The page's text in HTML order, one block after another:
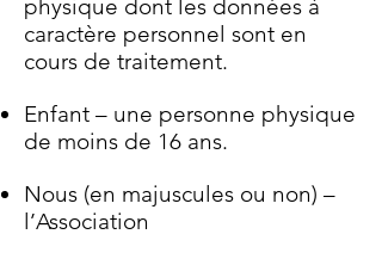
physique dont les données à
caractère personnel sont en
cours de traitement.
Enfant – une personne physique
de moins de 16 ans.
Nous (en majuscules ou non) –
l’Association